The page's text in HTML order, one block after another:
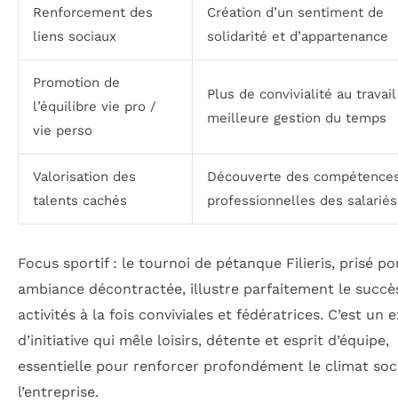
Renforcement des
liens sociaux
Création d’un sentiment de
solidarité et d’appartenance
Promotion de
l’équilibre vie pro /
vie perso
Plus de convivialité au
meilleure gestion du temps
Valorisation des
talents cachés
Découverte des
professionnelles des salariés
Focus sportif : le tournoi de pétanque Filieris, prisé
ambiance décontractée, illustre parfaitement le
activités à la fois conviviales et fédératrices. C’est un
d’initiative qui mêle loisirs, détente et esprit d’équipe,
essentielle pour renforcer profondément le climat
l’entreprise.